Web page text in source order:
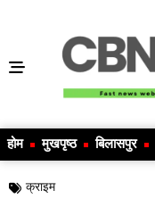
होम मुखपृष्ठ बिलासपुर
क्राइम